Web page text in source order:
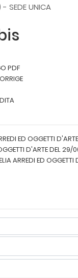
UNICA
PDF
ED OGGETTI
D'ARTE DEL 29/
ARREDI ED OGGETTI